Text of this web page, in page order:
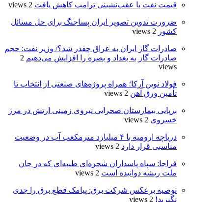
قیمت نفت با عقب‌نشینی ترامپ کاهش یافت 2 views
ضرورت تدوین تصویر ایران پساجنگ برای حل مسائل
کشور 2 views
صادرات گاز ایران به عراق چقدر شد؟/ وزیر نفت: حجم
صادرات گاز به بغداد و بصره را افزایش می‌دهیم 2
views
فولاد نوین آرکا؛ همراه پروژه‌های صنعتی از انتخاب تا
تأمین ورق آهن 2 views
برپایی بیمارستان صحرایی نیروی زمینی ارتش در مرز
خسروی 2 views
دریاچه ارومیه با ۴ میلیارد مترمکعب آب در وضعیت
مناسبی قرار دارد 2 views
فراجا: سپاه پاسداران شجره‌ای طیبه‌ای که در جان
ملت ریشه دوانیده است 2 views
توصیه برعکس شرکت برق: پیامک قطع برق را جدی
نگیرید! 2 views